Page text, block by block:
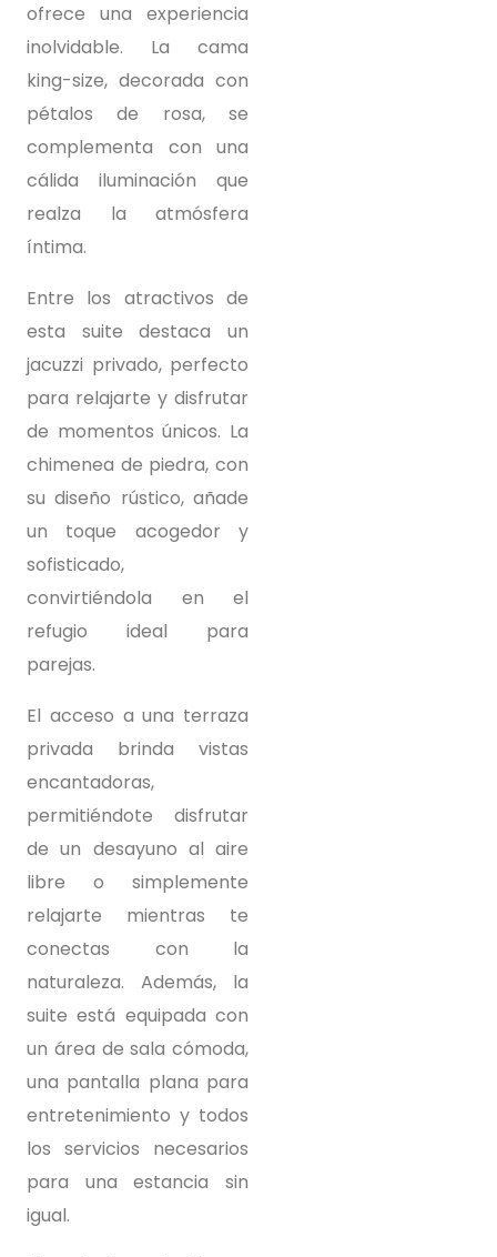
ofrece una experiencia
inolvidable. La cama
king-size, decorada con
pétalos de rosa, se
complementa con una
cálida iluminación que
realza la atmósfera
íntima.
Entre los atractivos de
esta suite destaca un
jacuzzi privado, perfecto
para relajarte y disfrutar
de momentos únicos. La
chimenea de piedra, con
su diseño rústico, añade
un toque acogedor y
sofisticado,
convirtiéndola en el
refugio ideal para
parejas.
El acceso a una terraza
privada brinda vistas
encantadoras,
permitiéndote disfrutar
de un desayuno al aire
libre o simplemente
relajarte mientras te
conectas con la
naturaleza. Además, la
suite está equipada con
un área de sala cómoda,
una pantalla plana para
entretenimiento y todos
los servicios necesarios
para una estancia sin
igual.